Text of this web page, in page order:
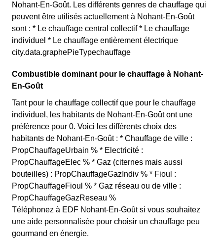
Nohant-En-Goût. Les différents genres de chauffage qui
peuvent être utilisés actuellement à Nohant-En-Goût
sont : * Le chauffage central collectif * Le chauffage
individuel * Le chauffage entièrement électrique
city.data.graphePieTypechauffage
Combustible dominant pour le chauffage à Nohant-
En-Goût
Tant pour le chauffage collectif que pour le chauffage
individuel, les habitants de Nohant-En-Goût ont une
préférence pour 0. Voici les différents choix des
habitants de Nohant-En-Goût : * Chauffage de ville :
PropChauffageUrbain % * Electricité :
PropChauffageElec % * Gaz (citernes mais aussi
bouteilles) : PropChauffageGazIndiv % * Fioul :
PropChauffageFioul % * Gaz réseau ou de ville :
PropChauffageGazReseau %
Téléphonez à EDF Nohant-En-Goût si vous souhaitez
une aide personnalisée pour choisir un chauffage peu
gourmand en énergie.